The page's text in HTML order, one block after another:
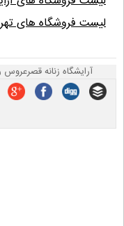
لیست فروشگاه های
آرایشگاه زنانه